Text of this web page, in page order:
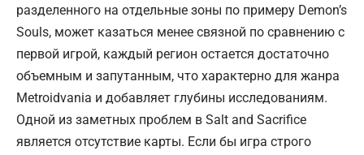
разделенного на отдельные зоны по примеру Demon’s
Souls, может казаться менее связной по сравнению с
первой игрой, каждый регион остается достаточно
объемным и запутанным, что характерно для жанра
Metroidvania и добавляет глубины исследованиям.
Одной из заметных проблем в Salt and Sacrifice
является отсутствие карты. Если бы игра строго